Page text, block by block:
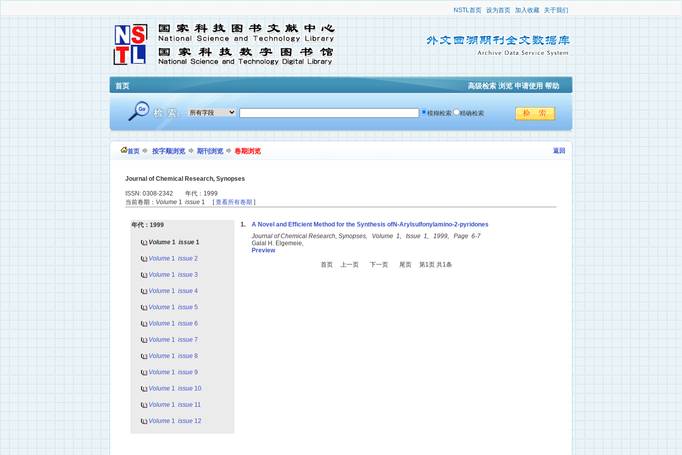
NSTL首页 设为首页 加入收藏 关于我们
首页 高级检索 浏览 申请使用 帮助
模糊检索 精确检索
首页 按字顺浏览 期刊浏览 卷期浏览 返回
Journal of Chemical Research, Synopses
ISSN: 0308-2342 年代：1999
当前卷期： Volume 1 issue 1 [查看所有卷期 ]
年代：1999
Volume 1 issue 1
Volume 1 issue 2
Volume 1 issue 3
Volume 1 issue 4
Volume 1 issue 5
Volume 1 issue 6
Volume 1 issue 7
Volume 1 issue 8
Volume 1 issue 9
Volume 1 issue 10
Volume 1 issue 11
Volume 1 issue 12
1.
A Novel and Efficient Method for the Synthesis ofN-Arylsulfonylamino-2-pyridones
Journal of Chemical Research, Synopses, Volume 1, Issue 1, 1999, Page 6-7
Galal H. Elgemeie,
Preview
首页
上一页 下一页 尾页 第1页 共1条